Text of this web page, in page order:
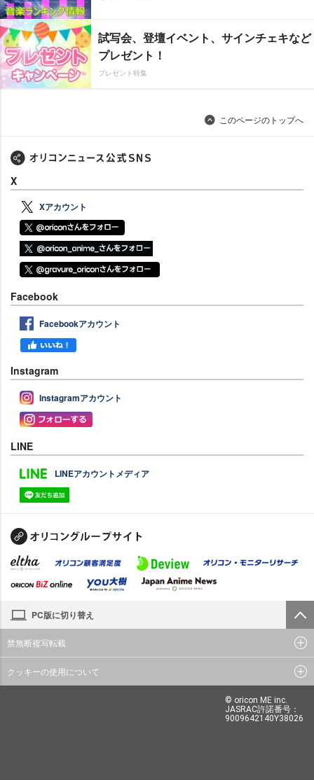
試写会、登壇イベント、サインチェキなど
プレゼント！
プレゼント特集
このページのトップへ
X
Xアカウント
Facebook
Facebookアカウント
Instagram
Instagramアカウント
LINE
LINEアカウントメディア
PC版に切り替え
禁無断複写転載
クッキーの使用について
© oricon ME inc.
JASRAC許諾番号：
9009642140Y38026